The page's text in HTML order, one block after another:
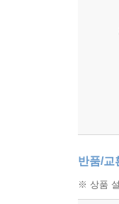
반품/교
※ 상품